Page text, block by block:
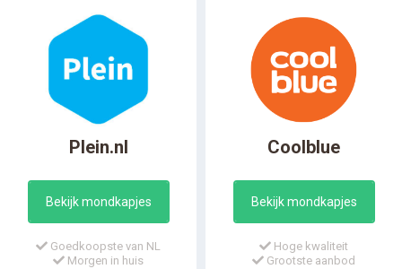
Plein.nl
Bekijk mondkapjes
Goedkoopste van NL
Morgen in huis
Coolblue
Bekijk mondkapjes
Hoge kwaliteit
Grootste aanbod